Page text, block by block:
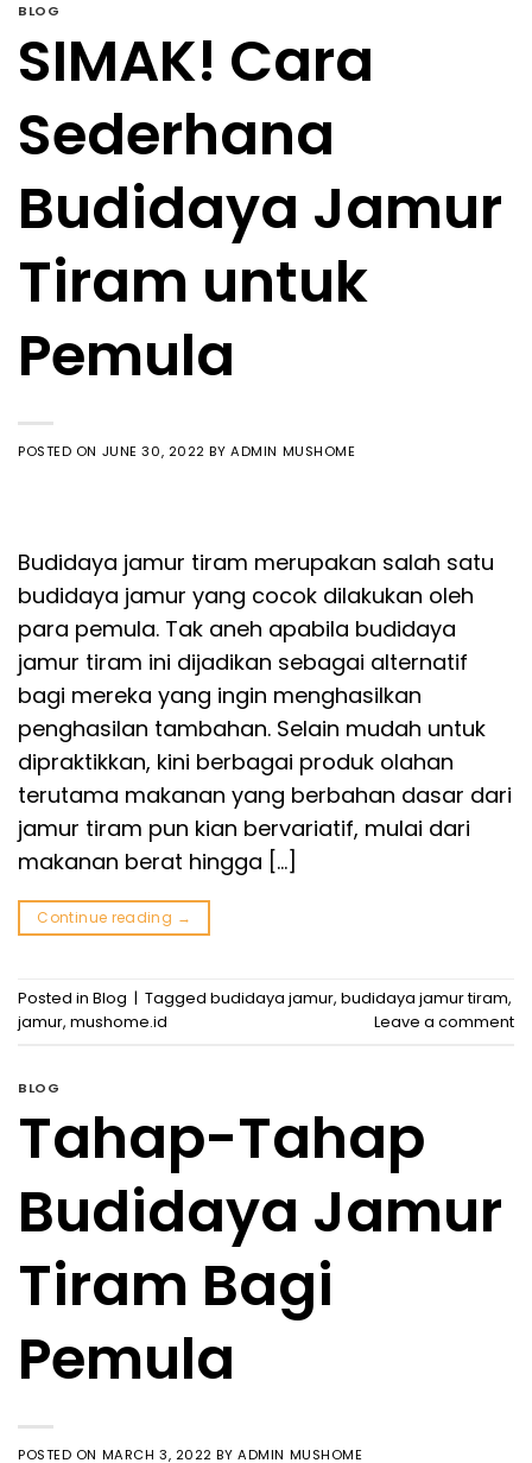
BLOG
SIMAK! Cara
Sederhana
Budidaya Jamur
Tiram untuk
Pemula
POSTED ON JUNE 30, 2022 BYADMIN MUSHOME
Budidaya jamur tiram merupakan salah satu
budidaya jamur yang cocok dilakukan oleh
para pemula. Tak aneh apabila budidaya
jamur tiram ini dijadikan sebagai alternatif
bagi mereka yang ingin menghasilkan
penghasilan tambahan. Selain mudah untuk
dipraktikkan, kini berbagai produk olahan
terutama makanan yang berbahan dasar dari
jamur tiram pun kian bervariatif, mulai dari
makanan berat hingga […]
Continue reading →
Posted in Blog | Tagged budidaya jamur, budidaya jamur tiram,
jamur, mushome.id Leave a comment
BLOG
Tahap-Tahap
Budidaya Jamur
Tiram Bagi
Pemula
POSTED ON MARCH 3, 2022 BYADMIN MUSHOME